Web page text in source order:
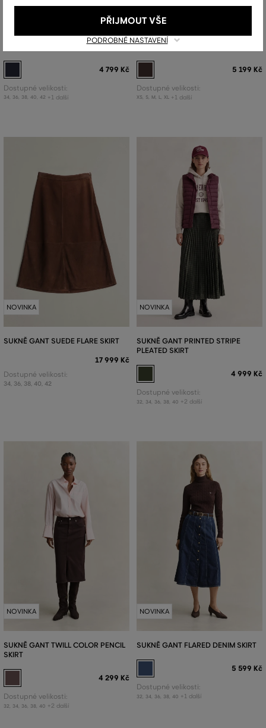
SUKNĚ GANT WOOL BLEND PENCIL
4 799 Kč
Dostupné velikosti:
34 36 38 40 42 +1 další
SUKNĚ GANT SUPERFINE
LAMBSWOOL SKIRT
5 199 Kč
Dostupné velikosti:
XS, S, M L, XL +1 další
NOVINKA
SUKNĚ GANT SUEDE FLARE SKIRT
17 999 Kč
Dostupné velikosti:
34, 36, 38, 40, 42
NOVINKA
SUKNĚ GANT PRINTED STRIPE
PLEATED SKIRT
4 999 Kč
Dostupné velikosti:
32 34 36 38 40 +2 další
NOVINKA
SUKNĚ GANT TWILL COLOR PENCIL
SKIRT
4 299 Kč
Dostupné velikosti:
32 34 36 38 40 +2 další
NOVINKA
SUKNĚ GANT FLARED DENIM SKIRT
5 599 Kč
Dostupné velikosti:
32 34 36 38 40 +1 další
PODROBNÉ NASTAVENÍ
PŘIJMOUT VŠE